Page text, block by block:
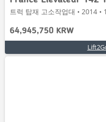
트럭 탑재 고소작업대 • 2014
64,945,750 KRW